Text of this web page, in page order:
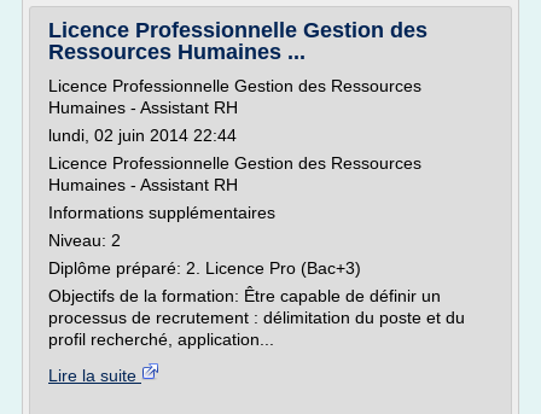
Licence Professionnelle Gestion des
Ressources Humaines ...
Licence Professionnelle Gestion des Ressources
Humaines - Assistant RH
lundi, 02 juin 2014 22:44
Licence Professionnelle Gestion des Ressources
Humaines - Assistant RH
Informations supplémentaires
Niveau: 2
Diplôme préparé: 2. Licence Pro (Bac+3)
Objectifs de la formation: Être capable de définir un
processus de recrutement : délimitation du poste et du
profil recherché, application...
Lire la suite